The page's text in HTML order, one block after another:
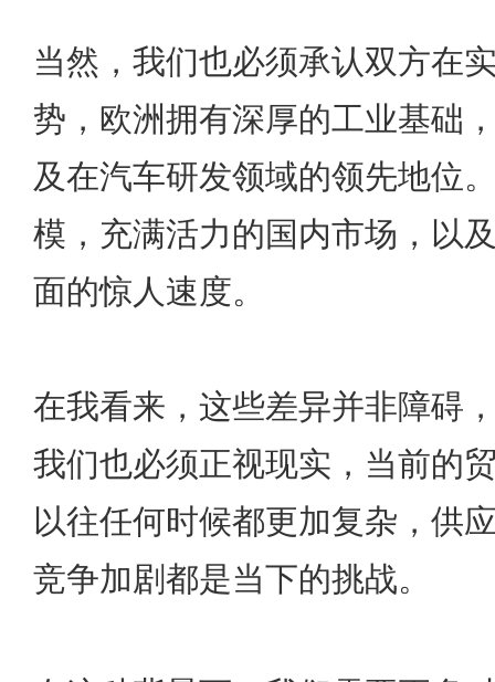
当然，我们也必须承认双方在
势，欧洲拥有深厚的工业基础
及在汽车研发领域的领先地位
模，充满活力的国内市场，以
面的惊人速度。
在我看来，这些差异并非障碍
我们也必须正视现实，当前的
以往任何时候都更加复杂，供
竞争加剧都是当下的挑战。